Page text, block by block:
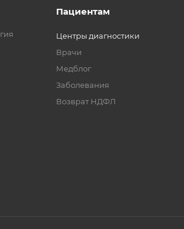
Пациентам
Центры диагностики
Врачи
Медблог
Заболевания
Возврат НДФЛ